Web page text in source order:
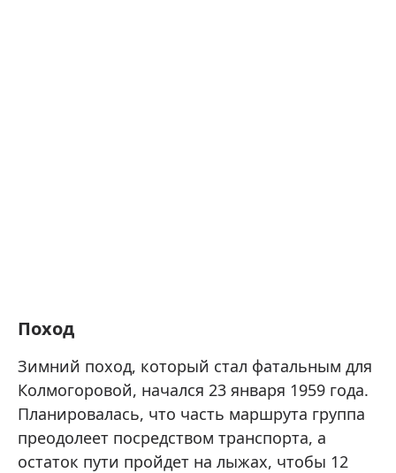
Поход
Зимний поход, который стал фатальным для
Колмогоровой, начался 23 января 1959 года.
Планировалась, что часть маршрута группа
преодолеет посредством транспорта, а
остаток пути пройдет на лыжах, чтобы 12